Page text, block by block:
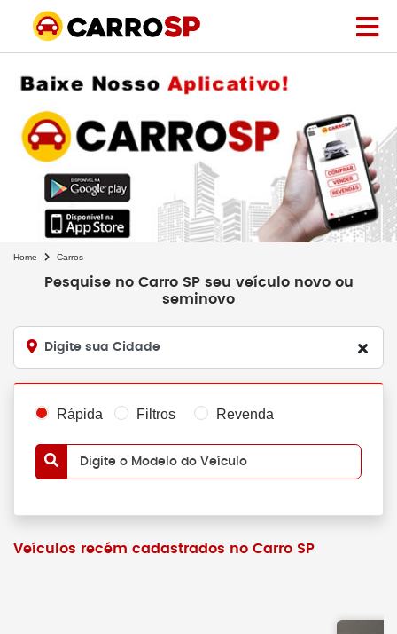
Home Carros
Pesquise no Carro SP seu veículo novo ou
seminovo
Digite sua Cidade
Rápida Filtros Revenda
Digite o Modelo do Veículo
Veículos recém cadastrados no Carro SP